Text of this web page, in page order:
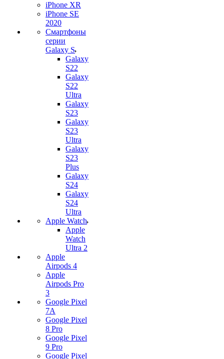
iPhone XR
iPhone SE
2020
Смартфоны
серии
Galaxy S
Galaxy
S22
Galaxy
S22
Ultra
Galaxy
S23
Galaxy
S23
Ultra
Galaxy
S23
Plus
Galaxy
S24
Galaxy
S24
Ultra
Apple Watch
Apple
Watch
Ultra 2
Apple
Airpods 4
Apple
Airpods Pro
3
Google Pixel
7А
Google Pixel
8 Pro
Google Pixel
9 Pro
Google Pixel